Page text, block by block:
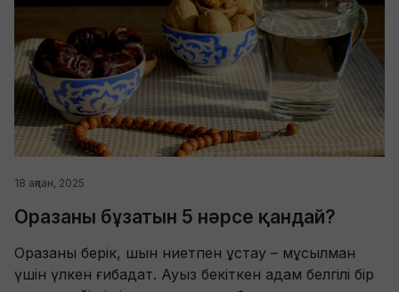
18 ақпан, 2025
Оразаны бұзатын 5 нәрсе қандай?
Оразаны берік, шын ниетпен ұстау – мұсылман
үшін үлкен ғибадат. Ауыз бекіткен адам белгілі бір